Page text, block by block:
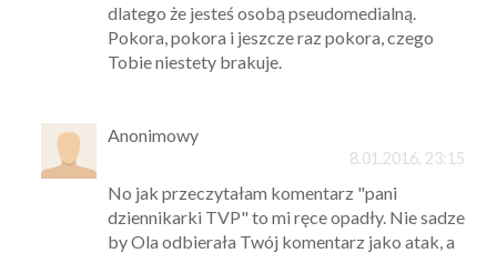
dlatego że jesteś osobą pseudomedialną.
Pokora, pokora i jeszcze raz pokora, czego
Tobie niestety brakuje.
Anonimowy
8.01.2016, 23:15
No jak przeczytałam komentarz "pani
dziennikarki TVP" to mi ręce opadły. Nie sadze
by Ola odbierała Twój komentarz jako atak, a